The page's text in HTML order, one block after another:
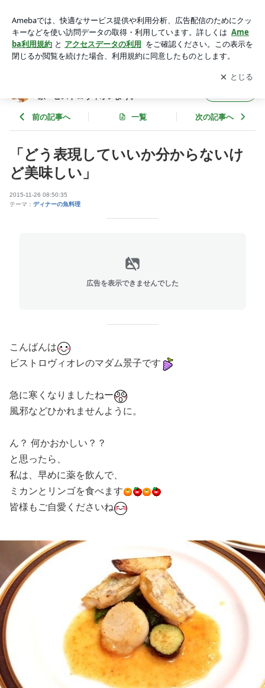
ュアルフレンチとワインの隠れ家・ビストロヴィオレより。
アプリをダウンロードして ブログの更新通知
を受け取りまし
ょう。
開く
家・ビストロヴィオレより。
前の記事へ 一覧 次の記事へ
「どう表現していいか分からないけ
ど美味しい」
2015-11-26 08:50:35
テーマ： ディナーの魚料理
広告を表示できませんでした
こんばんは
ビストロヴィオレのマダム景子です
急に寒くなりましたねー
風邪などひかれませんように。
ん？ 何かおかしい？？
と思ったら、
私は、早めに薬を飲んで、
ミカンとリンゴを食べます
皆様もご自愛くださいね